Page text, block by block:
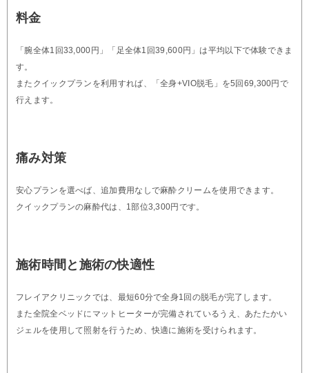
料金
「腕全体1回33,000円」「足全体1回39,600円」は平均以下で体験できま
す。
またクイックプランを利用すれば、「全身+VIO脱毛」を5回69,300円で
行えます。
痛み対策
安心プランを選べば、追加費用なしで麻酔クリームを使用できます。
クイックプランの麻酔代は、1部位3,300円です。
施術時間と施術の快適性
フレイアクリニックでは、最短60分で全身1回の脱毛が完了します。
また全院全ベッドにマットヒーターが完備されているうえ、あたたかい
ジェルを使用して照射を行うため、快適に施術を受けられます。